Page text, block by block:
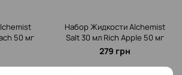
50 мг
Набор Жидкости Alchemist
Salt 30 мл Rich Apple 50 мг
279 грн